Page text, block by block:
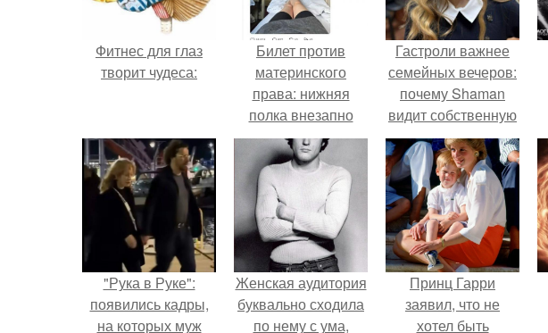
Фитнес для глаз
творит чудеса:
Билет против
материнского
права: нижняя
полка внезапно
нашла законного
владельца.
Гастроли важнее
семейных вечеров:
почему Shaman
видит собственную
дочь чаще на
экране, чем
вживую.
"Рука в Руке":
появились кадры,
на которых муж
Женская аудитория
буквально сходила
по нему с ума,
Принц Гарри
заявил, что не
хотел быть